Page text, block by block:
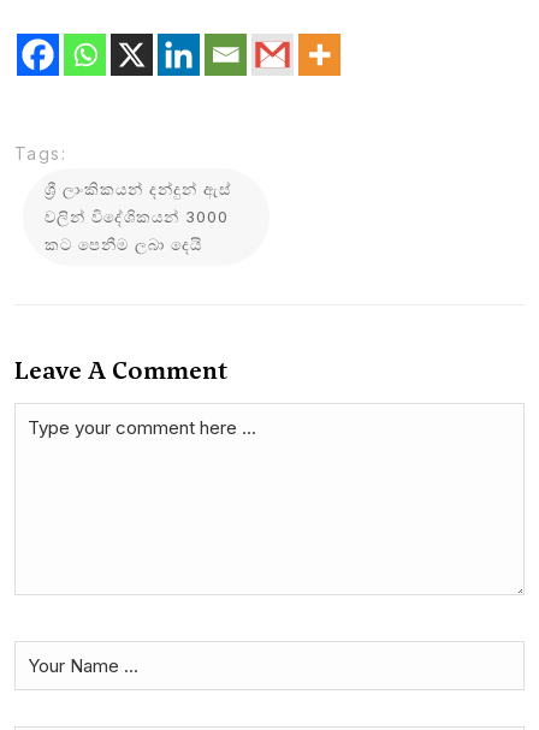
Tags:
ශ්‍රී ලාංකිකයන් දන්දුන් ඇස්
වලින් විදේශිකයන් 3000
කට පෙනීම ලබා දෙයි
Leave A Comment